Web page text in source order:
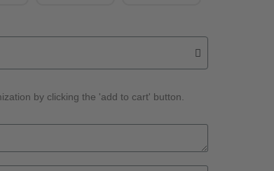
by clicking the 'add to cart' button.